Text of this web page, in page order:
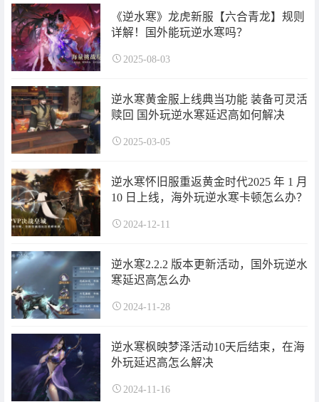
《逆水寒》龙虎新服【六合青龙】规则
详解！国外能玩逆水寒吗？
2025-08-03
逆水寒黄金服上线典当功能 装备可灵活
赎回 国外玩逆水寒延迟高如何解决
2025-03-05
逆水寒怀旧服重返黄金时代2025 年 1 月
10 日上线，海外玩逆水寒卡顿怎么办？
2024-12-11
逆水寒2.2.2 版本更新活动，国外玩逆水
寒延迟高怎么办
2024-11-28
逆水寒枫映梦泽活动10天后结束，在海
外玩延迟高怎么解决
2024-11-16